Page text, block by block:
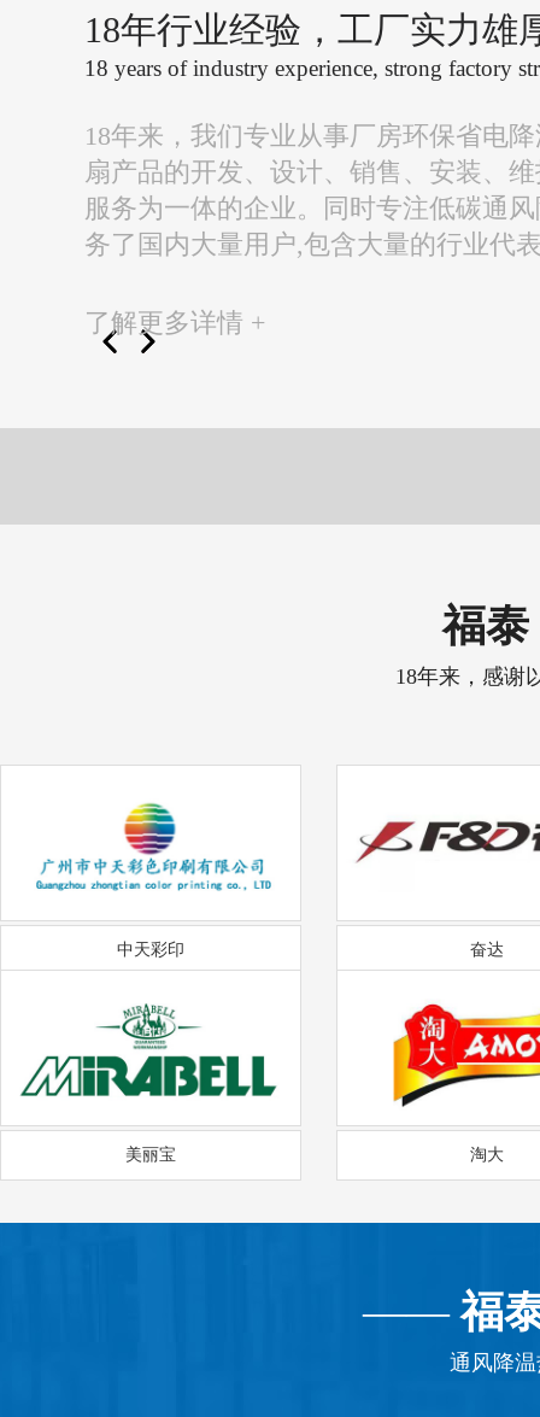
18年行业经验，工厂实力雄
18 years of industry experience, strong factory
18年来，我们专业从事厂房环保省电
扇产品的开发、设计、销售、安装、
服务为一体的企业。同时专注低碳通
务了国内大量用户,包含大量的行业代
了解更多详情 +
福泰
18年来，感谢
中天彩印 奋达
美丽宝 淘大
——福
通风降